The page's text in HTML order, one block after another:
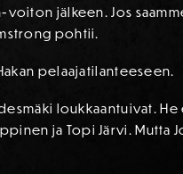
jälkeen. Jos
pohtii.
pelaajatilanteeseen.
loukkaantuivat.
ja Topi Järvi. Mutta